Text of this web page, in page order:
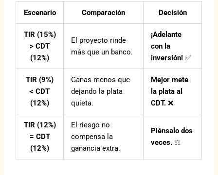
Escenario Comparación Decisión
TIR (15%)
> CDT
(12%)
El proyecto rinde
más que un banco.
¡Adelante
con la
inversión! ✅
TIR (9%)
< CDT
(12%)
Ganas menos que
dejando la plata
quieta.
Mejor mete
la plata al
CDT. ❌
TIR (12%)
= CDT
(12%)
El riesgo no
compensa la
ganancia extra.
Piénsalo dos
veces. ⚖️